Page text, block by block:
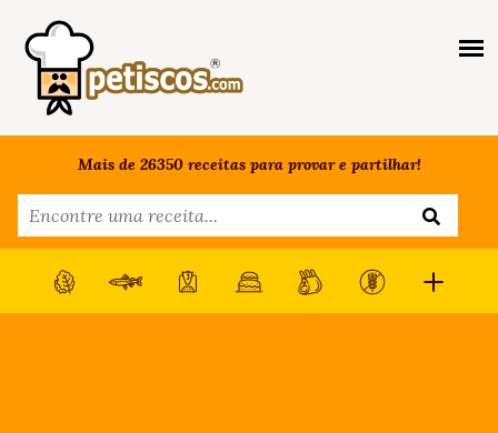
Mais de 26350 receitas para provar e partilhar!